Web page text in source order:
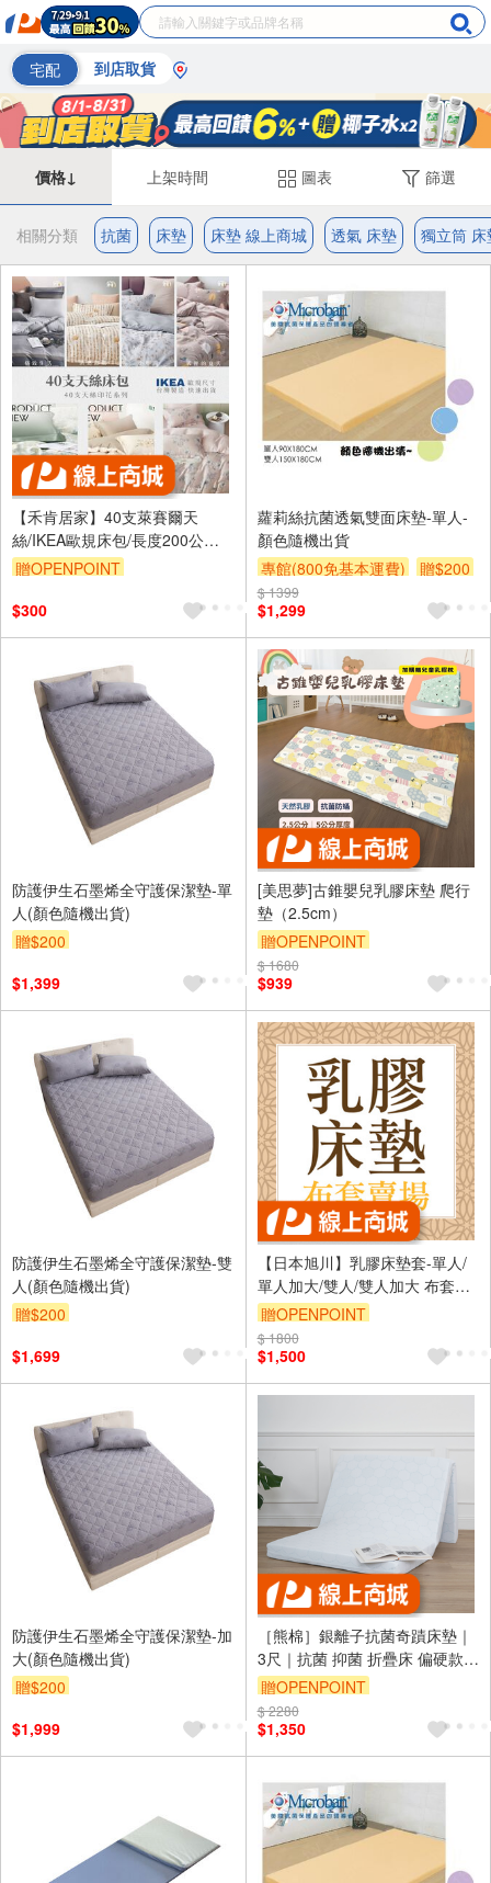
宅配 到店取貨
價格↓ 上架時間 圖表 篩選
相關分類 抗菌 床墊 床墊 線上商城 透氣 床墊 獨立筒 床
【禾肯居家】40支萊賽爾天
絲/IKEA歐規床包/長度200公分/
加購歐規防水保潔墊/快速出貨/
贈OPENPOINT
$300
蘿莉絲抗菌透氣雙面床墊-單人-
顏色隨機出貨
專館(800免基本運費)
贈$200
$ 1399
$1,299
防護伊生石墨烯全守護保潔墊-單
人(顏色隨機出貨)
贈$200
$1,399
[美思夢]古錐嬰兒乳膠床墊 爬行
墊（2.5cm）
贈OPENPOINT
$ 1680
$939
防護伊生石墨烯全守護保潔墊-雙
人(顏色隨機出貨)
贈$200
$1,699
【日本旭川】乳膠床墊套-單人/
單人加大/雙人/雙人加大 布套床
包床套床罩
贈OPENPOINT
訂單滿999享9折
$ 1800
$1,500
防護伊生石墨烯全守護保潔墊-加
大(顏色隨機出貨)
贈$200
$1,999
［熊棉］銀離子抗菌奇蹟床墊｜
3尺｜抗菌 抑菌 折疊床 偏硬款
高支撐 好收納 車宿 露營 租屋
贈OPENPOINT
訂單滿1499享9折
$ 2280
$1,350